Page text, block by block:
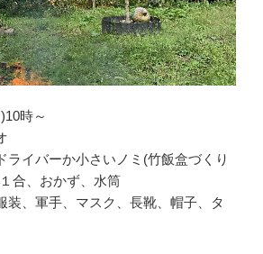
時～
ライバーか小さいノミ(竹飯盒づくり
合、おかず、水筒
装、軍手、マスク、長靴、帽子、タ